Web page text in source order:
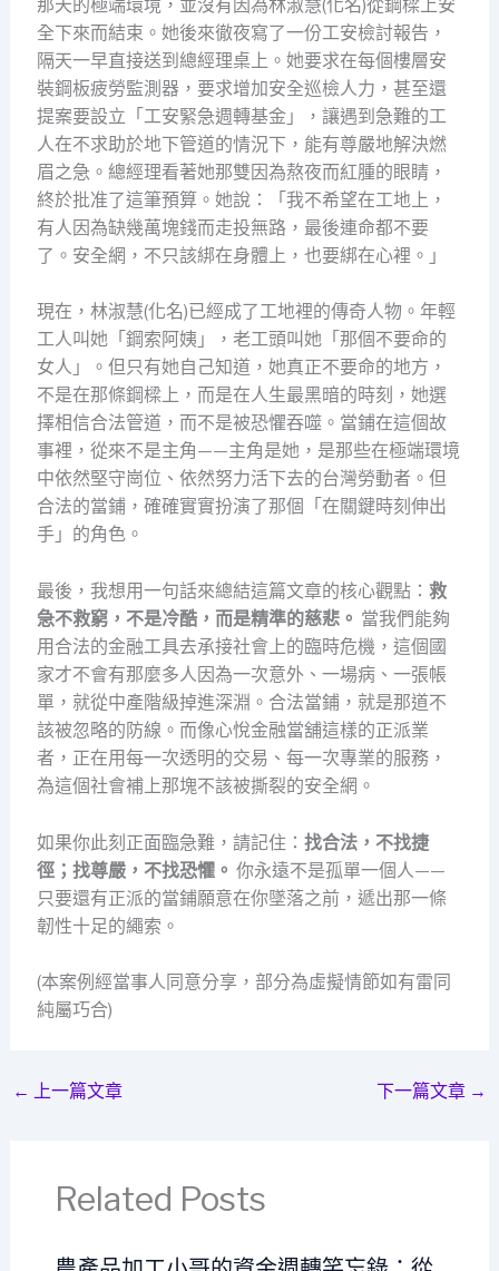
那天的極端環境，並沒有因為林淑慧(化名)從鋼樑上安
全下來而結束。她後來徹夜寫了一份工安檢討報告，
隔天一早直接送到總經理桌上。她要求在每個樓層安
裝鋼板疲勞監測器，要求增加安全巡檢人力，甚至還
提案要設立「工安緊急週轉基金」，讓遇到急難的工
人在不求助於地下管道的情況下，能有尊嚴地解決燃
眉之急。總經理看著她那雙因為熬夜而紅腫的眼睛，
終於批准了這筆預算。她說：「我不希望在工地上，
有人因為缺幾萬塊錢而走投無路，最後連命都不要
了。安全網，不只該綁在身體上，也要綁在心裡。」
現在，林淑慧(化名)已經成了工地裡的傳奇人物。年輕
工人叫她「鋼索阿姨」，老工頭叫她「那個不要命的
女人」。但只有她自己知道，她真正不要命的地方，
不是在那條鋼樑上，而是在人生最黑暗的時刻，她選
擇相信合法管道，而不是被恐懼吞噬。當鋪在這個故
事裡，從來不是主角——主角是她，是那些在極端環境
中依然堅守崗位、依然努力活下去的台灣勞動者。但
合法的當鋪，確確實實扮演了那個「在關鍵時刻伸出
手」的角色。
最後，我想用一句話來總結這篇文章的核心觀點： 救
急不救窮，不是冷酷，而是精準的慈悲。 當我們能夠
用合法的金融工具去承接社會上的臨時危機，這個國
家才不會有那麼多人因為一次意外、一場病、一張帳
單，就從中產階級掉進深淵。合法當鋪，就是那道不
該被忽略的防線。而像心悅金融當舖這樣的正派業
者，正在用每一次透明的交易、每一次專業的服務，
為這個社會補上那塊不該被撕裂的安全網。
如果你此刻正面臨急難，請記住： 找合法，不找捷
徑；找尊嚴，不找恐懼。 你永遠不是孤單一個人——
只要還有正派的當鋪願意在你墜落之前，遞出那一條
韌性十足的繩索。
(本案例經當事人同意分享，部分為虛擬情節如有雷同
純屬巧合)
← 上一篇文章 下一篇文章 →
Related Posts